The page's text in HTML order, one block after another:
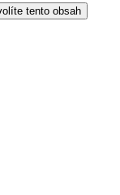
tento obsah